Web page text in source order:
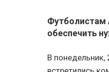
Футболистам
обеспечить
В